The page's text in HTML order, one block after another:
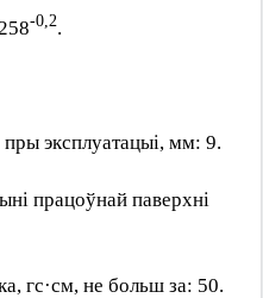
-0,2.
эксплуатацыі, мм: 9.
працоўнай паверхні
гс·см, не больш за: 50.